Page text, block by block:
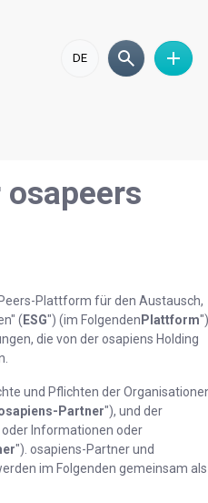
DE
Plattform für den Austausch,
( ESG") (im Folgenden Plattform
die von der osapiens Holding
und Pflichten der
Partner"), und der
oder Informationen oder
"). osapiens-Partner und
im Folgenden gemeinsam als